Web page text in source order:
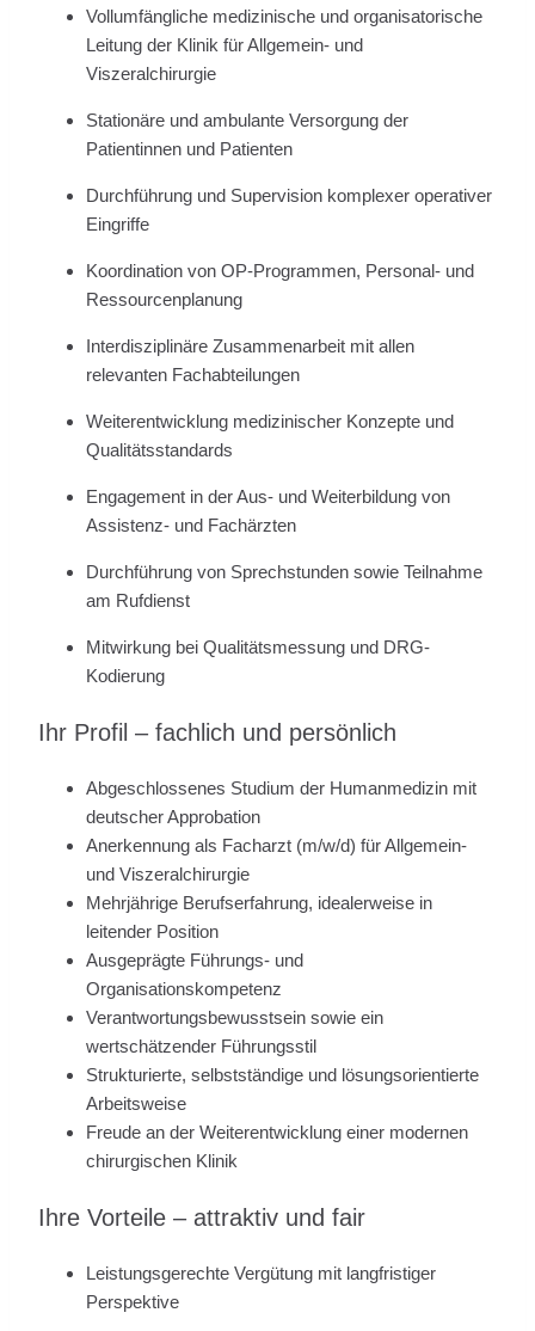
Vollumfängliche medizinische und organisatorische
Leitung der Klinik für Allgemein- und
Viszeralchirurgie
Stationäre und ambulante Versorgung der
Patientinnen und Patienten
Durchführung und Supervision komplexer operativer
Eingriffe
Koordination von OP-Programmen, Personal- und
Ressourcenplanung
Interdisziplinäre Zusammenarbeit mit allen
relevanten Fachabteilungen
Weiterentwicklung medizinischer Konzepte und
Qualitätsstandards
Engagement in der Aus- und Weiterbildung von
Assistenz- und Fachärzten
Durchführung von Sprechstunden sowie Teilnahme
am Rufdienst
Mitwirkung bei Qualitätsmessung und DRG-
Kodierung
Ihr Profil – fachlich und persönlich
Abgeschlossenes Studium der Humanmedizin mit
deutscher Approbation
Anerkennung als Facharzt (m/w/d) für Allgemein-
und Viszeralchirurgie
Mehrjährige Berufserfahrung, idealerweise in
leitender Position
Ausgeprägte Führungs- und
Organisationskompetenz
Verantwortungsbewusstsein sowie ein
wertschätzender Führungsstil
Strukturierte, selbstständige und lösungsorientierte
Arbeitsweise
Freude an der Weiterentwicklung einer modernen
chirurgischen Klinik
Ihre Vorteile – attraktiv und fair
Leistungsgerechte Vergütung mit langfristiger
Perspektive